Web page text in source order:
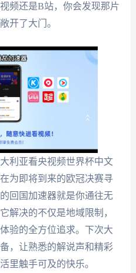
频还是B站，你会发现那片
开了大门。
利亚看央视频世界杯中文
为即将到来的欧冠决赛寻
回国加速器就是你通往无
解决的不仅是地域限制，
验的全方位追求。下次大
，让熟悉的解说声和精彩
里触手可及的快乐。